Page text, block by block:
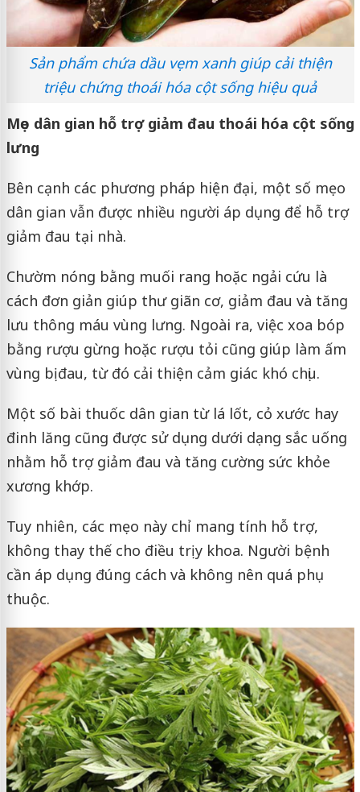
Sản phẩm chứa dầu vẹm xanh giúp cải thiện
triệu chứng thoái hóa cột sống hiệu quả
Mẹo dân gian hỗ trợ giảm đau thoái hóa cột sống
lưng
Bên cạnh các phương pháp hiện đại, một số mẹo
dân gian vẫn được nhiều người áp dụng để hỗ trợ
giảm đau tại nhà.
Chườm nóng bằng muối rang hoặc ngải cứu là
cách đơn giản giúp thư giãn cơ, giảm đau và tăng
lưu thông máu vùng lưng. Ngoài ra, việc xoa bóp
bằng rượu gừng hoặc rượu tỏi cũng giúp làm ấm
vùng bị đau, từ đó cải thiện cảm giác khó chịu.
Một số bài thuốc dân gian từ lá lốt, cỏ xước hay
đinh lăng cũng được sử dụng dưới dạng sắc uống
nhằm hỗ trợ giảm đau và tăng cường sức khỏe
xương khớp.
Tuy nhiên, các mẹo này chỉ mang tính hỗ trợ,
không thay thế cho điều trị y khoa. Người bệnh
cần áp dụng đúng cách và không nên quá phụ
thuộc.